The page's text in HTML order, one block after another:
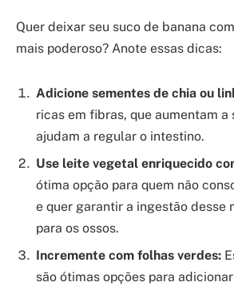
Quer deixar seu suco de banana
mais poderoso? Anote essas dicas:
Adicione sementes de chia ou
ricas em fibras, que aumentam a
ajudam a regular o intestino.
Use leite vegetal enriquecido
ótima opção para quem não
e quer garantir a ingestão desse
para os ossos.
Incremente com folhas verdes:
são ótimas opções para